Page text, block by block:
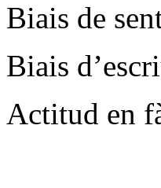
Biais de
Biais
Actitud en